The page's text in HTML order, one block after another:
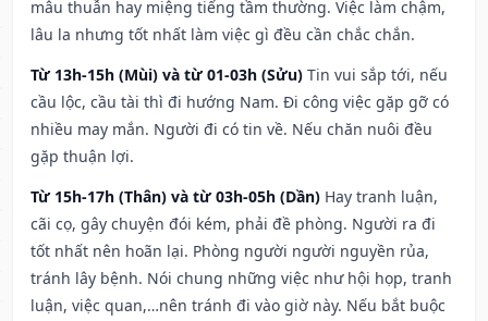
mâu thuẫn hay miệng tiếng tầm thường. Việc làm chậm,
lâu la nhưng tốt nhất làm việc gì đều cần chắc chắn.
Từ 13h-15h (Mùi) và từ 01-03h (Sửu) Tin vui sắp tới, nếu
cầu lộc, cầu tài thì đi hướng Nam. Đi công việc gặp gỡ có
nhiều may mắn. Người đi có tin về. Nếu chăn nuôi đều
gặp thuận lợi.
Từ 15h-17h (Thân) và từ 03h-05h (Dần) Hay tranh luận,
cãi cọ, gây chuyện đói kém, phải đề phòng. Người ra đi
tốt nhất nên hoãn lại. Phòng người người nguyền rủa,
tránh lây bệnh. Nói chung những việc như hội họp, tranh
luận, việc quan,…nên tránh đi vào giờ này. Nếu bắt buộc